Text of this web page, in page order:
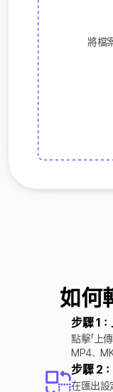
將檔
如何
步驟 1
點擊「上
MP4、
步驟 2
在匯出設